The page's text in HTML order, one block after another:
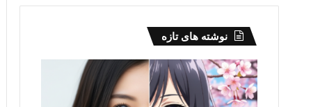
نوشته های تازه